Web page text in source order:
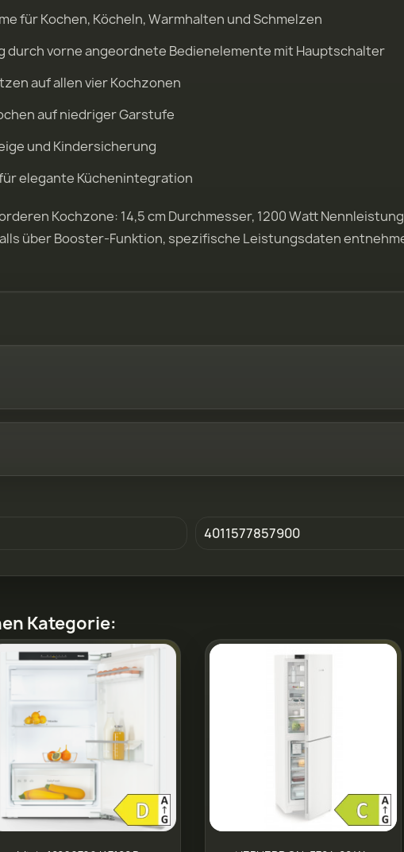
für Kochen, Köcheln, Warmhalten und Schmelzen
durch vorne angeordnete Bedienelemente mit Hauptschalter
auf allen vier Kochzonen
auf niedriger Garstufe
und Kindersicherung
elegante Küchenintegration
Kochzone: 14,5 cm Durchmesser, 1200 Watt
über Booster-Funktion, spezifische Leistungsdaten
4011577857900
Kategorie: